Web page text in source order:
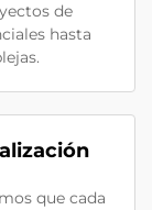
de
hasta
que cada